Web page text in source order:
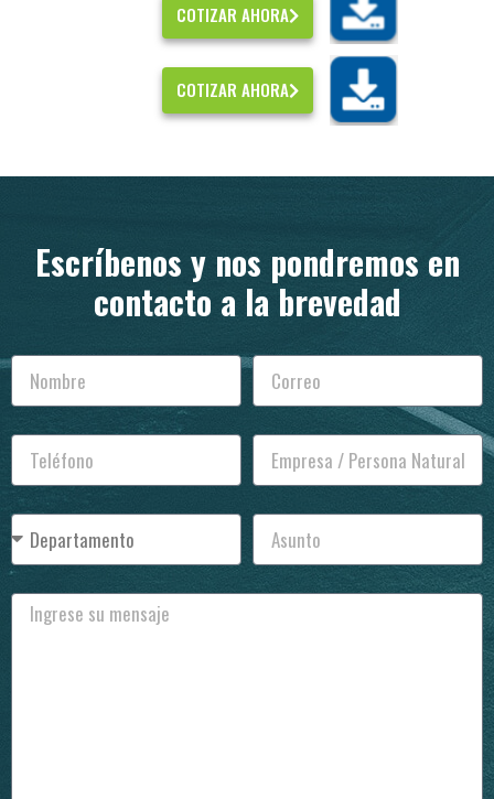
COTIZAR AHORA
COTIZAR AHORA
Escríbenos y nos pondremos en
contacto a la brevedad